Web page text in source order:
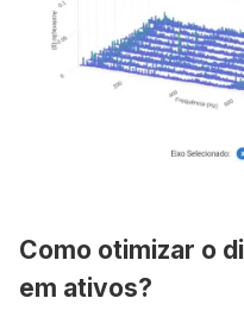
Como otimizar o
em ativos?